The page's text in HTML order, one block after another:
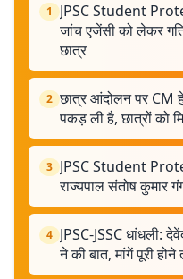
1
JPSC Student
जांच एजेंसी को लेकर
छात्र
2 छात्र आंदोलन पर CM
पकड़ ली है, छात्रों को
3 JPSC Student
राज्यपाल संतोष कुमार
4 JPSC-JSSC धांधली:
ने की बात, मांगें पूरी